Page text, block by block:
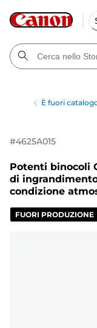
È fuori
#4625A015
Potenti binocoli
di
condizione
FUORI PRODUZIONE